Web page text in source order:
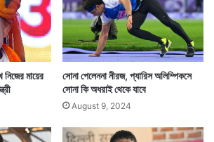
বেশি দূরে জ্যাভলিন ছুঁড়ে ফাইনালে
গোটা দেশ স্বপ্ন দেখতে শুরু করেছিল।
দেশের নজর ছিল টিভির পর্দায়।
নিজের মায়ের
সোনা পেলেননা নীরজ, প্যারিস অলিম্পিকসে
সোনা কি অধরাই থেকে যাবে
August 9, 2024